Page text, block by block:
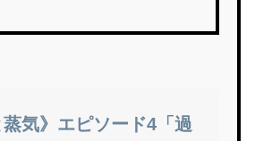
気》エピソード4「過